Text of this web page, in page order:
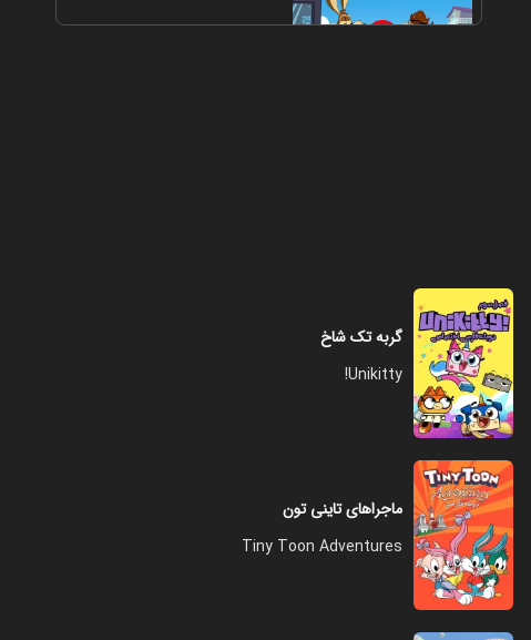
گربه تک شاخ
Unikitty!
ماجراهای تاینی تون
Tiny Toon Adventures